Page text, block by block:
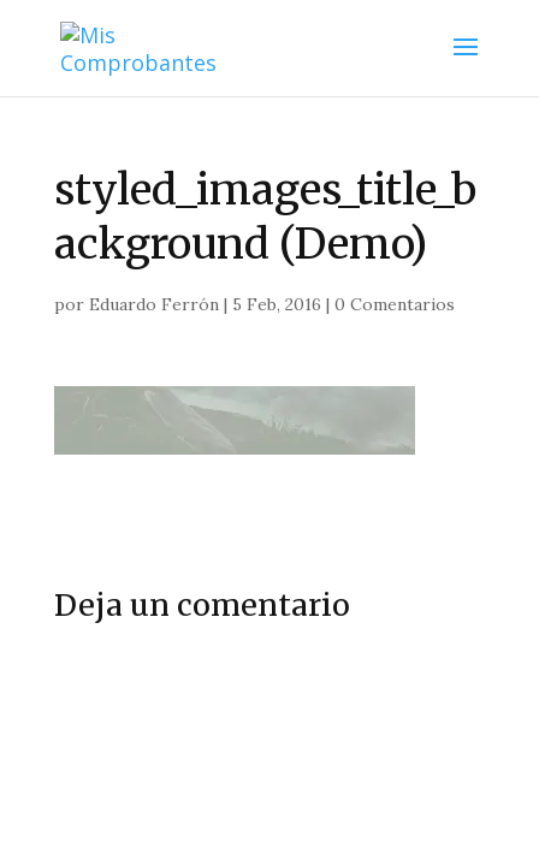
styled_images_title_b
ackground (Demo)
por Eduardo Ferrón| 5 Feb, 2016 | 0 Comentarios
Deja un comentario